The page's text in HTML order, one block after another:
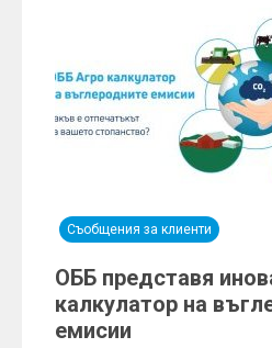
Съобщения за клиенти
ОББ представя
калкулатор на
емисии